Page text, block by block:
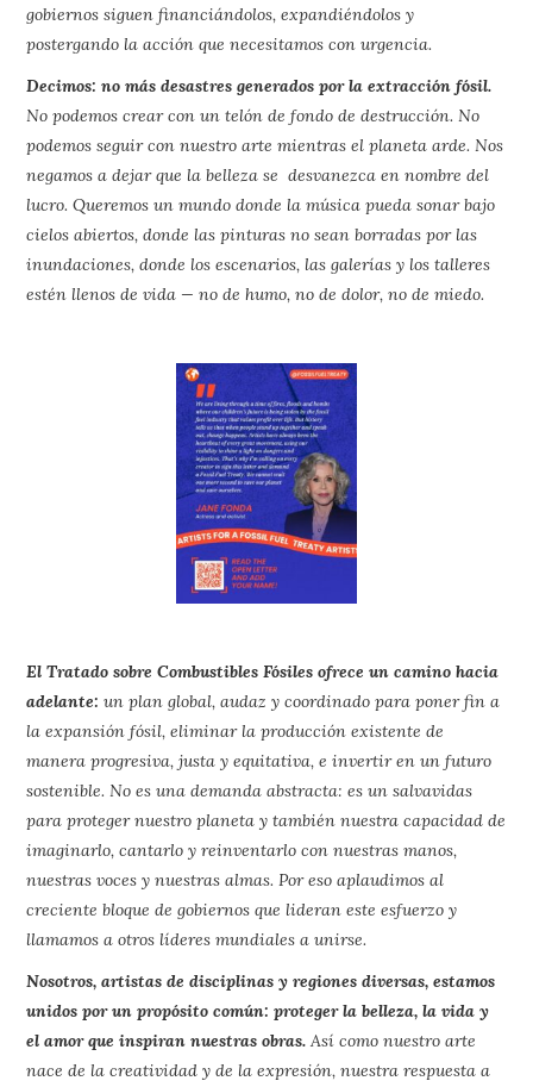
gobiernos siguen financiándolos, expandiéndolos y
postergando la acción que necesitamos con urgencia.
Decimos: no más desastres generados por la extracción fósil.
No podemos crear con un telón de fondo de destrucción. No
podemos seguir con nuestro arte mientras el planeta arde. Nos
negamos a dejar que la belleza se desvanezca en nombre del
lucro. Queremos un mundo donde la música pueda sonar bajo
cielos abiertos, donde las pinturas no sean borradas por las
inundaciones, donde los escenarios, las galerías y los talleres
estén llenos de vida — no de humo, no de dolor, no de miedo.
El Tratado sobre Combustibles Fósiles ofrece un camino hacia
adelante:un plan global, audaz y coordinado para poner fin a
la expansión fósil, eliminar la producción existente de
manera progresiva, justa y equitativa, e invertir en un futuro
sostenible. No es una demanda abstracta: es un salvavidas
para proteger nuestro planeta y también nuestra capacidad de
imaginarlo, cantarlo y reinventarlo con nuestras manos,
nuestras voces y nuestras almas. Por eso aplaudimos al
creciente bloque de gobiernos que lideran este esfuerzo y
llamamos a otros líderes mundiales a unirse.
Nosotros, artistas de disciplinas y regiones diversas, estamos
unidos por un propósito común: proteger la belleza, la vida y
el amor que inspiran nuestras obras.Así como nuestro arte
nace de la creatividad y de la expresión, nuestra respuesta a